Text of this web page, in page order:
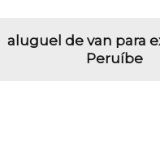
aluguel de van para
Peruíbe